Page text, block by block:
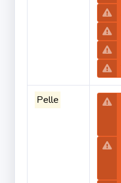
Pelle